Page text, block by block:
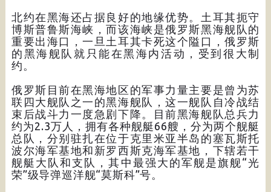
北约在黑海还占据良好的地缘优势。土耳其扼守
博斯普鲁斯海峡，而该海峡是俄罗斯黑海舰队的
重要出海口，一旦土耳其卡死这个隘口，俄罗斯
的黑海舰队就只能在黑海内活动，受到很大制
约。
俄罗斯目前在黑海地区的军事力量主要是曾为苏
联四大舰队之一的黑海舰队，这一舰队自冷战结
束后战斗力一度急剧下降。目前黑海舰队总兵力
约为2.3万人，拥有各种舰艇66艘，分为两个舰艇
总队，分别驻扎在位于克里米亚半岛的塞瓦斯托
波尔海军基地和新罗西斯克海军基地，下辖若干
舰艇大队和支队，其中最强大的军舰是旗舰“光
荣”级导弹巡洋舰“莫斯科”号。